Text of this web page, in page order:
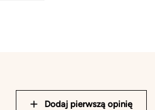
Dodaj pierwszą opinię